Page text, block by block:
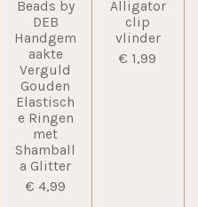
Beads by
DEB
Handgem
aakte
Verguld
Gouden
Elastisch
e Ringen
met
Shamball
a Glitter
€ 4,99
Alligator
clip
vlinder
€ 1,99